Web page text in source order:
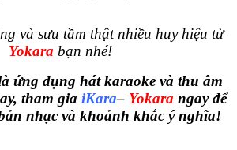
và sưu tầm thật nhiều huy hiệu từ
Yokara bạn nhé!
ứng dụng hát karaoke và thu âm
tham gia iKara– Yokara ngay để
nhạc và khoảnh khắc ý nghĩa!